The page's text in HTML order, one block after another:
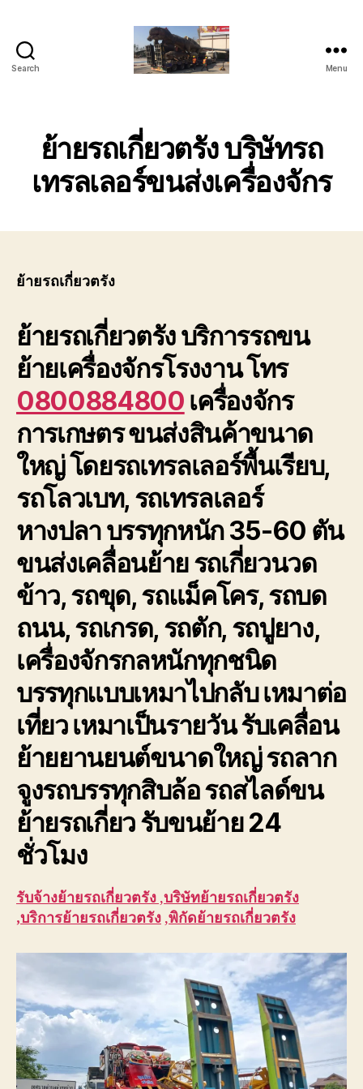
Search
รถ
เทรล
เลอ
ร์
Menu
ย้ายรถเกี่ยวตรัง บริษัทรถ
เทรลเลอร์ขนส่งเครื่องจักร
ย้ายรถเกี่ยวตรัง
ย้ายรถเกี่ยวตรังบริการรถขน
ย้ายเครื่องจักรโรงงาน โทร
0800884800 เครื่องจักร
การเกษตร ขนส่งสินค้าขนาด
ใหญ่ โดยรถเทรลเลอร์พื้นเรียบ,
รถโลวเบท, รถเทรลเลอร์
หางปลา บรรทุกหนัก 35-60 ตัน
ขนส่งเคลื่อนย้าย รถเกี่ยวนวด
ข้าว, รถขุด, รถแม็คโคร, รถบด
ถนน, รถเกรด, รถตัก, รถปูยาง,
เครื่องจักรกลหนักทุกชนิด
บรรทุกแบบเหมาไปกลับ เหมาต่อ
เที่ยว เหมาเป็นรายวัน รับเคลื่อน
ย้ายยานยนต์ขนาดใหญ่ รถลาก
จูงรถบรรทุกสิบล้อ รถสไลด์ขน
ย้ายรถเกี่ยว รับขนย้าย 24
ชั่วโมง
รับจ้างย้ายรถเกี่ยวตรัง ,บริษัทย้ายรถเกี่ยวตรัง
,บริการย้ายรถเกี่ยวตรัง ,พิกัดย้ายรถเกี่ยวตรัง